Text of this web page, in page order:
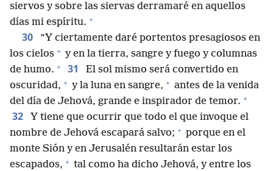
siervos y sobre las siervas derramaré en aquellos
días mi espíritu. +
30
”Y ciertamente daré portentos presagiosos en
los cielos + y en la tierra, sangre y fuego y columnas
de humo. + 31
El sol mismo será convertido en
oscuridad, + y la luna en sangre, + antes de la venida
del día de Jehová, grande e inspirador de temor. +
32
Y tiene que ocurrir que todo el que invoque el
nombre de Jehová escapará salvo; + porque en el
monte Sión y en Jerusalén resultarán estar los
escapados, + tal como ha dicho Jehová, y entre los